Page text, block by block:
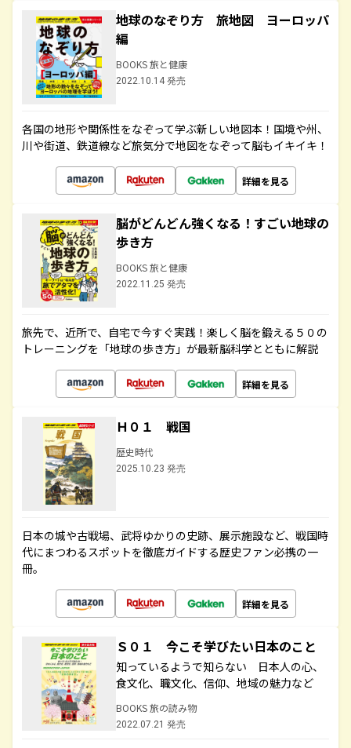
地球のなぞり方 旅地図 ヨーロッパ
編
BOOKS 旅と健康
2022.10.14 発売
各国の地形や関係性をなぞって学ぶ新しい地図本！国境や州、
川や街道、鉄道線など旅気分で地図をなぞって脳もイキイキ！
詳細を見る
脳がどんどん強くなる！すごい地球の
歩き方
BOOKS 旅と健康
2022.11.25 発売
旅先で、近所で、自宅で今すぐ実践！楽しく脳を鍛える５０の
トレーニングを「地球の歩き方」が最新脳科学とともに解説
詳細を見る
Ｈ０１ 戦国
歴史時代
2025.10.23 発売
日本の城や古戦場、武将ゆかりの史跡、展示施設など、戦国時
代にまつわるスポットを徹底ガイドする歴史ファン必携の一
冊。
詳細を見る
Ｓ０１ 今こそ学びたい日本のこと
知っているようで知らない 日本人の心、
食文化、職文化、信仰、地域の魅力など
BOOKS 旅の読み物
2022.07.21 発売